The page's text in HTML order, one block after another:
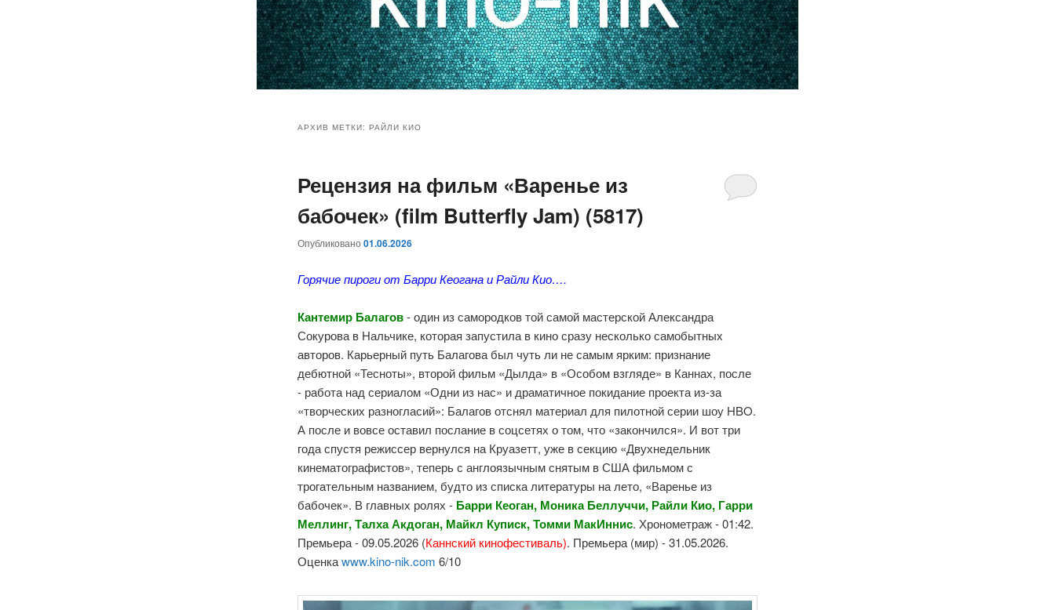
основному
содержимому
дополнительному
содержимому
АРХИВ МЕТКИ:РАЙЛИ КИО
Рецензия на фильм «Варенье из
бабочек» (film Butterfly Jam) (5817)
Опубликовано01.06.2026
Горячие пироги от Барри Кеогана и Райли Кио….
Кантемир Балагов- один из самородков той самой мастерской Александра
Сокурова в Нальчике, которая запустила в кино сразу несколько самобытных
авторов. Карьерный путь Балагова был чуть ли не самым ярким: признание
дебютной «Тесноты», второй фильм «Дылда» в «Особом взгляде» в Каннах, после
- работа над сериалом «Одни из нас» и драматичное покидание проекта из-за
«творческих разногласий»: Балагов отснял материал для пилотной серии шоу HBO.
А после и вовсе оставил послание в соцсетях о том, что «закончился». И вот три
года спустя режиссер вернулся на Круазетт, уже в секцию «Двухнедельник
кинематографистов», теперь с англоязычным снятым в США фильмом с
трогательным названием, будто из списка литературы на лето, «Варенье из
бабочек». В главных ролях - Барри Кеоган, Моника Беллуччи, Райли Кио, Гарри
Меллинг, Талха Акдоган, Майкл Куписк, Томми МакИннис. Хронометраж - 01:42.
Премьера - 09.05.2026 (Каннский кинофестиваль). Премьера (мир) - 31.05.2026.
Оценкаwww.kino-nik.com 6/10